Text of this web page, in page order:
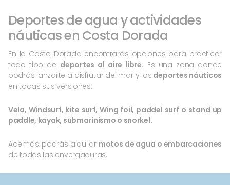
Deportes de agua y actividades
náuticas en Costa Dorada
En la Costa Dorada encontrarás opciones para practicar
todo tipo de deportes al aire libre. Es una zona donde
podrás lanzarte a disfrutar del mar y los deportes náuticos
en todas sus versiones:
Vela, Windsurf, kite surf, Wing foil, paddel surf o stand up
paddle, kayak, submarinismo o snorkel.
Además, podrás alquilar motos de agua o embarcaciones
de todas las envergaduras.